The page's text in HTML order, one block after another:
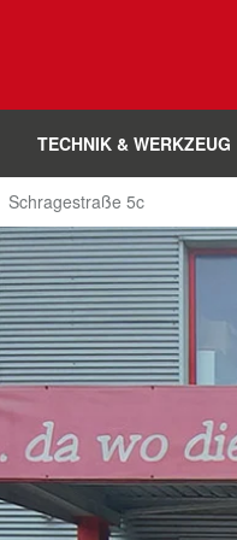
TECHNIK & WERKZEUG
Schragestraße 5c